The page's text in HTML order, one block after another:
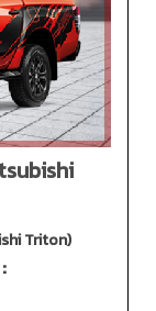
Triton)